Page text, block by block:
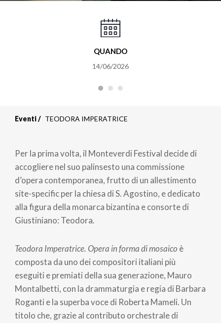
QUANDO
14/06/2026
Eventi TEODORA IMPERATRICE
Per la prima volta, il Monteverdi Festival decide di
accogliere nel suo palinsesto una commissione
d’opera contemporanea, frutto di un allestimento
site-specific per la chiesa di S. Agostino, e dedicato
alla figura della monarca bizantina e consorte di
Giustiniano: Teodora.
Teodora Imperatrice. Opera in forma di mosaico è
composta da uno dei compositori italiani più
eseguiti e premiati della sua generazione, Mauro
Montalbetti, con la drammaturgia e regia di Barbara
Roganti e la superba voce di Roberta Mameli. Un
titolo che, grazie al contributo orchestrale di